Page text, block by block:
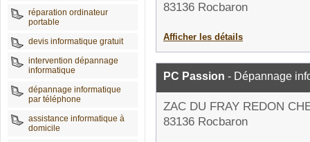
réparation ordinateur
portable
devis informatique gratuit
intervention dépannage
informatique
dépannage informatique
par téléphone
assistance informatique à
domicile
83136 Rocbaron
Afficher les détails
PC Passion - Dépannage
ZAC DU FRAY REDON
83136 Rocbaron